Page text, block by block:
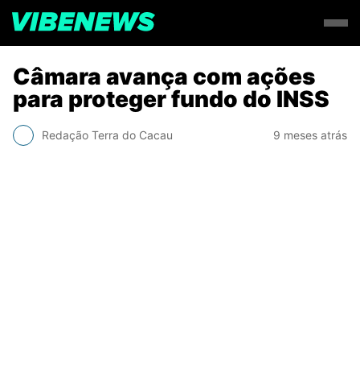
Câmara avança com ações
para proteger fundo do INSS
Redação Terra do Cacau 9 meses atrás